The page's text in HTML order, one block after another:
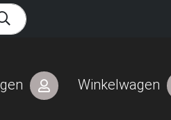
Winkelwagen